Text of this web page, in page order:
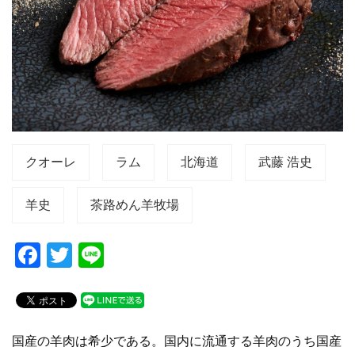
クオーレ ラム 北海道 武藤 浩史
羊史 茶路めん羊牧場
F
c
e
T
tt
er
e
国産の羊肉は希少である。国内に流通する羊肉のうち国産